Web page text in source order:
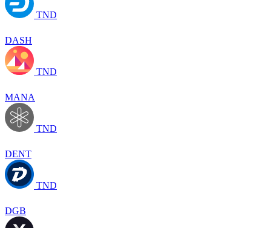
TND
DASH
TND
MANA
TND
DENT
TND
DGB